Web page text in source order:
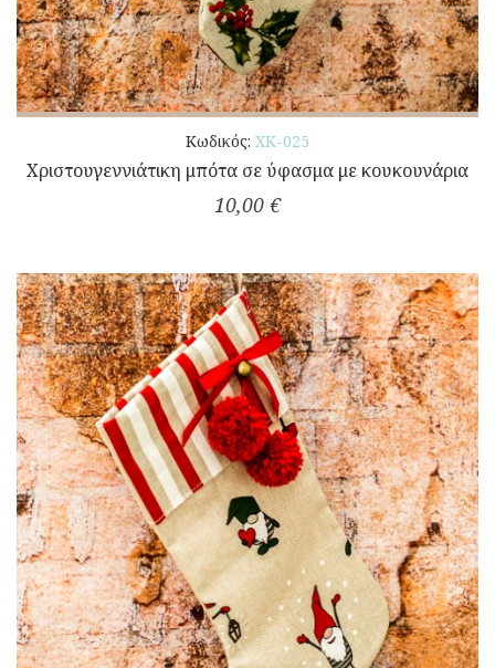
Κωδικός: ΧΚ-025
Χριστουγεννιάτικη μπότα σε ύφασμα με κουκουνάρια
10,00 €